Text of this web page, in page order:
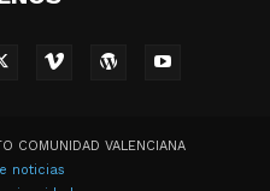
COMUNIDAD VALENCIANA
noticias